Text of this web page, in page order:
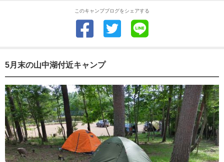
このキャンプブログをシェアする
5月末の山中湖付近キャンプ